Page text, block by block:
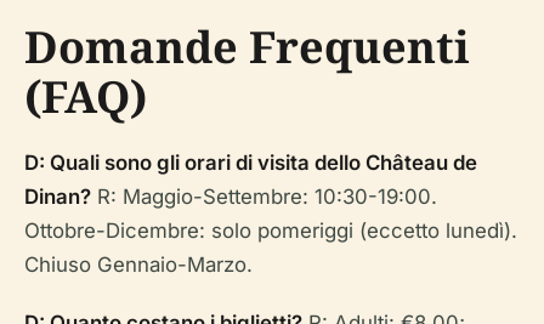
Domande Frequenti
(FAQ)
D: Quali sono gli orari di visita dello Château de
Dinan? R: Maggio-Settembre: 10:30-19:00.
Ottobre-Dicembre: solo pomeriggi (eccetto lunedì).
Chiuso Gennaio-Marzo.